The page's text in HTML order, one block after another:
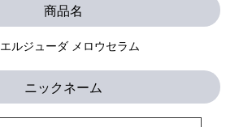
商品名
エルジューダ メロウセラム
ニックネーム